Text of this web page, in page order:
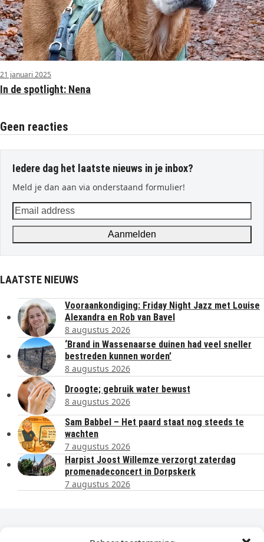
21 januari 2025
In de spotlight: Nena
Geen reacties
Iedere dag het laatste nieuws in je inbox?
Meld je dan aan via onderstaand formulier!
Email
address
Aanmelden
LAATSTE NIEUWS
Vooraankondiging: Friday Night Jazz met Louise
Alexandra en Rob van Bavel
8 augustus 2026
‘Brand in Wassenaarse duinen had veel sneller
bestreden kunnen worden’
8 augustus 2026
Droogte; gebruik water bewust
8 augustus 2026
Sam Babbel – Het paard staat nog steeds te
wachten
7 augustus 2026
Harpist Joost Willemze verzorgt zaterdag
promenadeconcert in Dorpskerk
7 augustus 2026
Dagelijks het laatste nieuws in je e-mail?